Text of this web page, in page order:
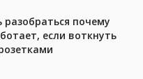
почему
если воткнуть